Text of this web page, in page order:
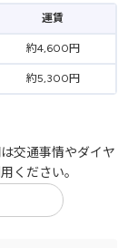
運賃
約4,600円
約5,300円
交通事情やダイヤ
ください。